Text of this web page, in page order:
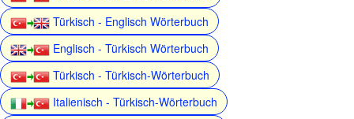
Türkisch - Englisch Wörterbuch
Englisch - Türkisch Wörterbuch
Türkisch - Türkisch-Wörterbuch
Italienisch - Türkisch-Wörterbuch